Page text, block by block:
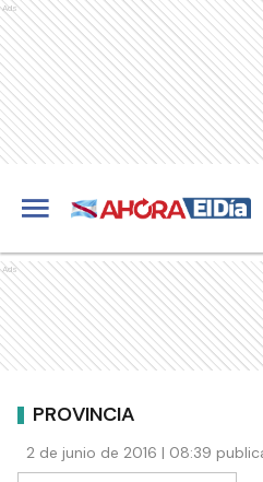
Ads
Ads
PROVINCIA
2 de junio de 2016 | 08:39